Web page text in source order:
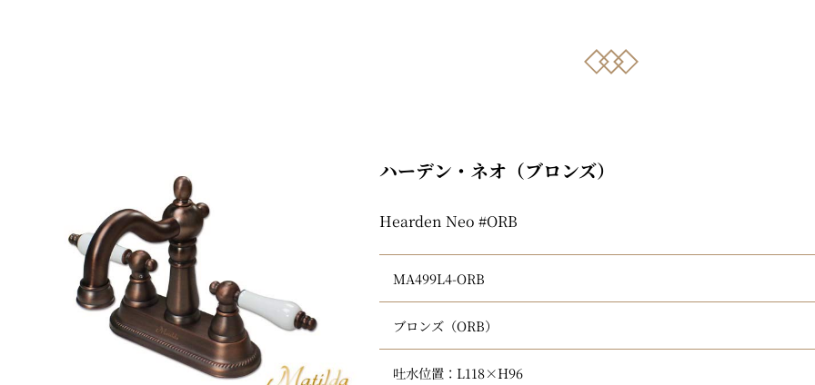
ハーデン・ネオ（ブロンズ）
Hearden Neo #ORB
MA499L4-ORB
ブロンズ（ORB）
吐水位置：L118×H96